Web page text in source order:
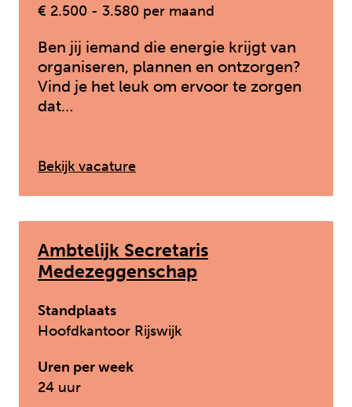
€ 2.500 - 3.580 per maand
Ben jij iemand die energie krijgt van
organiseren, plannen en ontzorgen?
Vind je het leuk om ervoor te zorgen
dat…
Bekijk vacature: Managementondersteuner /
Ambtelijk Secretaris
Medezeggenschap
Standplaats
Hoofdkantoor Rijswijk
Uren per week
24 uur